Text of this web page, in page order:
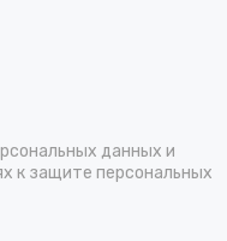
данных и
к защите персональных